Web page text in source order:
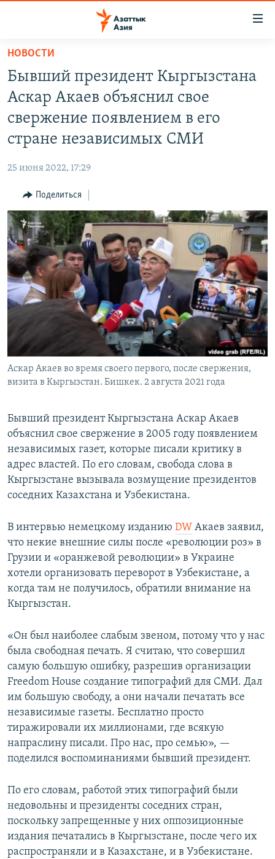
Вернуться
основному
содержанию
Вернутся
главной
Вернутся
поиску
ВОЙНА В УКРАИНЕ
ЎЗБЕКЧА
ТОҶИКӢ
TÜRKMENÇE
ПОДПИШИТЕСЬ НА НАС В СОЦСЕТЯХ
Все сайты РСЕ/РС
НОВОСТИ
Бывший президент Кыргызстана
Аскар Акаев объяснил свое
свержение появлением в его
стране независимых СМИ
25 июня 2022, 17:29
Поделиться
Аскар Акаев во время своего первого, после свержения,
визита в Кыргызстан. Бишкек. 2 августа 2021 года
Бывший президент Кыргызстана Аскар Акаев
объяснил свое свержение в 2005 году появлением
независимых газет, которые писали критику в
адрес властей. По его словам, свобода слова в
Кыргызстане вызывала возмущение президентов
соседних Казахстана и Узбекистана.
В интервью немецкому изданию DW Акаев заявил,
что некие внешние силы после «революции роз» в
Грузии и «оранжевой революции» в Украине
хотели организовать переворот в Узбекистане, а
когда там не получилось, обратили внимание на
Кыргызстан.
«Он был наиболее слабым звеном, потому что у нас
была свободная печать. Я считаю, что совершил
самую большую ошибку, разрешив организации
Freedom House создание типографий для СМИ. Дал
им большую свободу, а они начали печатать все
независимые газеты. Бесплатно просто
тиражировали их миллионами, где всякую
напраслину писали. Про нас, про семью», —
поделился воспоминаниями бывший президент.
По его словам, работой этих типографий были
недовольны и президенты соседних стран,
поскольку запрещенные у них оппозиционные
издания печатались в Кыргызстане, после чего их
распространяли и в Казахстане, и в Узбекистане.